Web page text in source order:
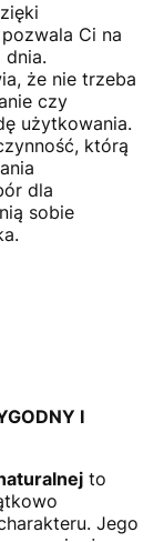
Ci na
dnia.
że nie trzeba
czy
użytkowania.
którą
dla
sobie
I
to
Jego